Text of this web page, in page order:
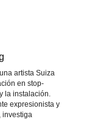
artista Suiza
en stop-
la instalación.
expresionista y
investiga